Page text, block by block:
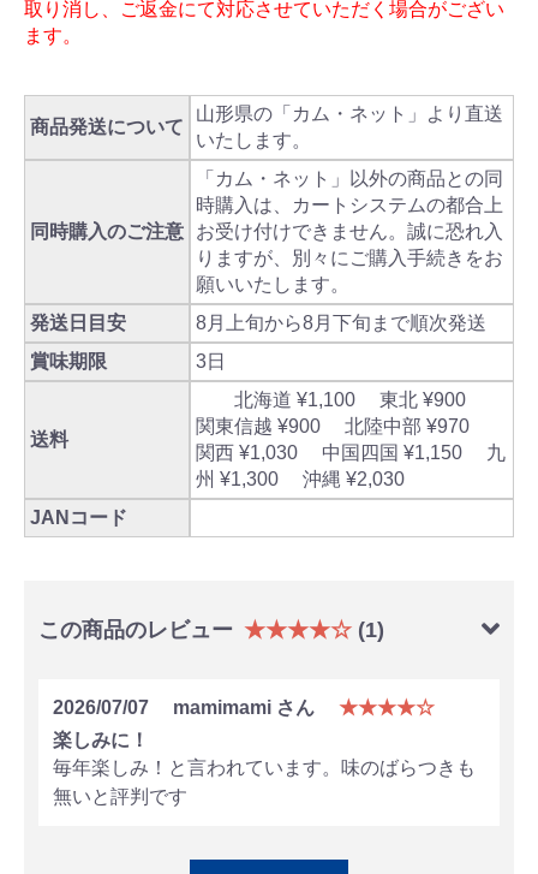
取り消し、ご返金にて対応させていただく場合がござい
ます。
商品発送について
山形県の「カム・ネット」より直送
いたします。
同時購入のご注意
「カム・ネット」以外の商品との同
時購入は、カートシステムの都合上
お受け付けできません。誠に恐れ入
りますが、別々にご購入手続きをお
願いいたします。
発送日目安
8月上旬から8月下旬まで順次発送
賞味期限
3日
送料
北海道 ¥1,100 東北 ¥900
関東信越 ¥900 北陸中部 ¥970
関西 ¥1,030 中国四国 ¥1,150 九
州 ¥1,300 沖縄 ¥2,030
JANコード
この商品のレビュー ★★★★☆ (1)
2026/07/07 mamimami さん
★★★★☆
楽しみに！
毎年楽しみ！と言われています。味のばらつきも
無いと評判です